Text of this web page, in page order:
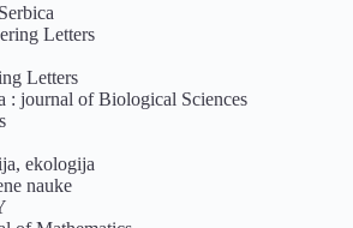
Letters
Letters
: journal of Biological Sciences
ekologija
nauke